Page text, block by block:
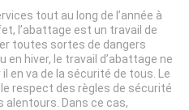
tout au long de l’année à
l’abattage est un travail de
toutes sortes de dangers
hiver, le travail d’abattage ne
en va de la sécurité de tous. Le
respect des règles de sécurité
alentours. Dans ce cas,